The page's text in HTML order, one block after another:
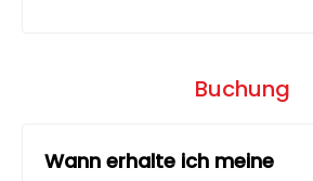
Buchung
Wann erhalte ich meine